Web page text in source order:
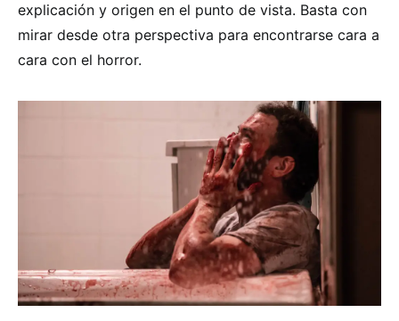
explicación y origen en el punto de vista. Basta con
mirar desde otra perspectiva para encontrarse cara a
cara con el horror.